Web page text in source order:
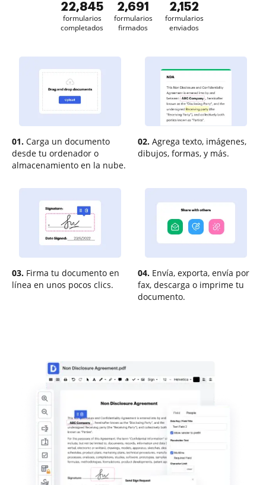
22,845
formularios
completados
2,691
formularios
firmados
2,152
formularios
enviados
01. Carga un documento
desde tu ordenador o
almacenamiento en la nube.
02. Agrega texto, imágenes,
dibujos, formas, y más.
03. Firma tu documento en
línea en unos pocos clics.
04. Envía, exporta, envía por
fax, descarga o imprime tu
documento.